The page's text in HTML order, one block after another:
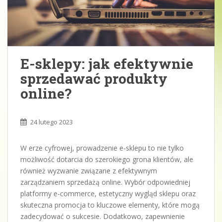
E-sklepy: jak efektywnie
sprzedawać produkty
online?
24 lutego 2023
W erze cyfrowej, prowadzenie e-sklepu to nie tylko
możliwość dotarcia do szerokiego grona klientów, ale
również wyzwanie związane z efektywnym
zarządzaniem sprzedażą online. Wybór odpowiedniej
platformy e-commerce, estetyczny wygląd sklepu oraz
skuteczna promocja to kluczowe elementy, które mogą
zadecydować o sukcesie. Dodatkowo, zapewnienie